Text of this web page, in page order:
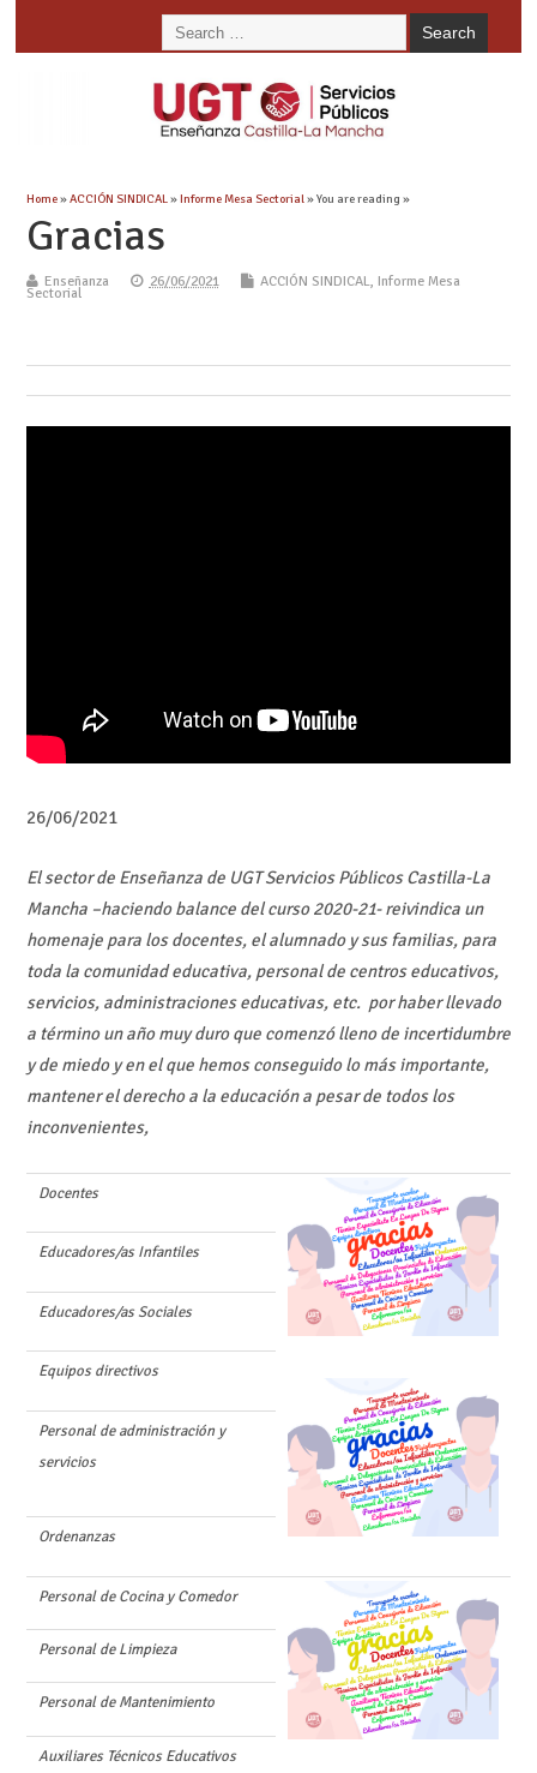
Home»ACCIÓN SINDICAL»Informe Mesa Sectorial» You are reading »
Gracias
Enseñanza 26/06/2021 ACCIÓN SINDICAL, Informe Mesa
Sectorial
26/06/2021
El sector de Enseñanza de UGT Servicios Públicos Castilla-La
Mancha –haciendo balance del curso 2020-21- reivindica un
homenaje para los docentes, el alumnado y sus familias, para
toda la comunidad educativa, personal de centros educativos,
servicios, administraciones educativas, etc. por haber llevado
a término un año muy duro que comenzó lleno de incertidumbre
y de miedo y en el que hemos conseguido lo más importante,
mantener el derecho a la educación a pesar de todos los
inconvenientes,
Docentes
Educadores/as Infantiles
Educadores/as Sociales
Equipos directivos
Personal de administración y
servicios
Ordenanzas
Personal de Cocina y Comedor
Personal de Limpieza
Personal de Mantenimiento
Auxiliares Técnicos Educativos